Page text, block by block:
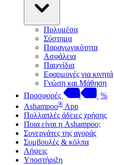
Πολυμέσα
Σύστημα
Παραγωγικότητα
Ασφάλεια
Παιχνίδια
Εφαρμογές για κινητά
Γνώση και Μάθηση
Προσφορές
%
Ashampoo® App
Πολλαπλές άδειες χρήσης
Ποια είναι η Ashampoo;
Συνεργάτες της αγοράς
Συμβουλές & κόλπα
Λήψεις
Υποστήριξη